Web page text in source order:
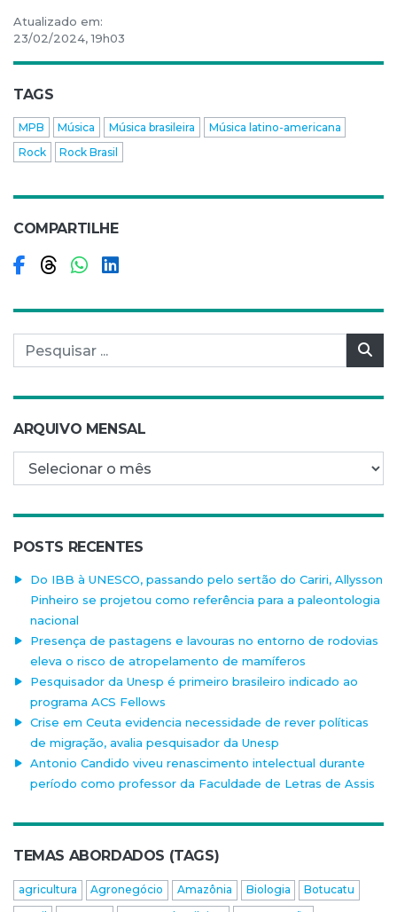
Atualizado em:
23/02/2024, 19h03
TAGS
MPB Música Música brasileira
Música latino-americana
Rock
Rock Brasil
COMPARTILHE
Compartilhar no Facebook
Compartilhar no Threads
Compartilhar no WhatsApp
Compartilhar no LinkedIn
Pesquisar por:
ARQUIVO MENSAL
Arquivo mensal
POSTS RECENTES
Do IBB à UNESCO, passando pelo sertão do Cariri, Allysson
Pinheiro se projetou como referência para a paleontologia
nacional
Presença de pastagens e lavouras no entorno de rodovias
eleva o risco de atropelamento de mamíferos
Pesquisador da Unesp é primeiro brasileiro indicado ao
programa ACS Fellows
Crise em Ceuta evidencia necessidade de rever políticas
de migração, avalia pesquisador da Unesp
Antonio Candido viveu renascimento intelectual durante
período como professor da Faculdade de Letras de Assis
TEMAS ABORDADOS (TAGS)
agricultura Agronegócio Amazônia Biologia
Botucatu